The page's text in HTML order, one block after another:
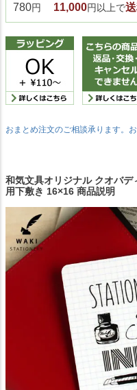
780円 11,000円以上で
おまとめ注文のご相談承ります。
和気文具オリジナル クオバ
用下敷き 16×16 商品説明